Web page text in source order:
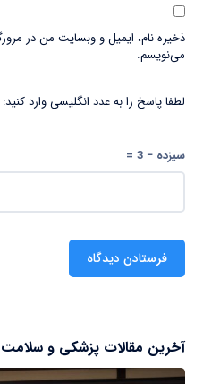
ذخیره نام، ایمیل و وبسایت من در
می‌نویسم.
لطفا پاسخ را به عدد انگلیسی وارد کنید:
سیزده − 3 =
آخرین مقالات پزشکی و سلامت